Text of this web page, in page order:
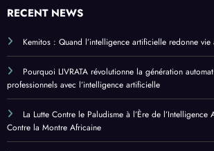
RECENT NEWS
Kemitos : Quand l’intelligence artificielle redonne vie
Pourquoi LIVRATA révolutionne la génération
professionnels avec l’intelligence artificielle
La Lutte Contre le Paludisme à l’Ère de
Contre la Montre Africaine